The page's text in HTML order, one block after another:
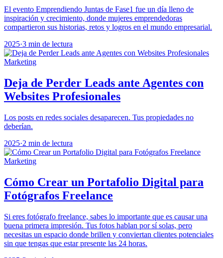
El evento Emprendiendo Juntas de Fase1 fue un día lleno de
inspiración y crecimiento, donde mujeres emprendedoras
compartieron sus historias, retos y logros en el mundo empresarial.
2025·3 min de lectura
Marketing
Deja de Perder Leads ante Agentes con
Websites Profesionales
Los posts en redes sociales desaparecen. Tus propiedades no
deberían.
2025·2 min de lectura
Marketing
Cómo Crear un Portafolio Digital para
Fotógrafos Freelance
Si eres fotógrafo freelance, sabes lo importante que es causar una
buena primera impresión. Tus fotos hablan por sí solas, pero
necesitas un espacio donde brillen y conviertan clientes potenciales
sin que tengas que estar presente las 24 horas.